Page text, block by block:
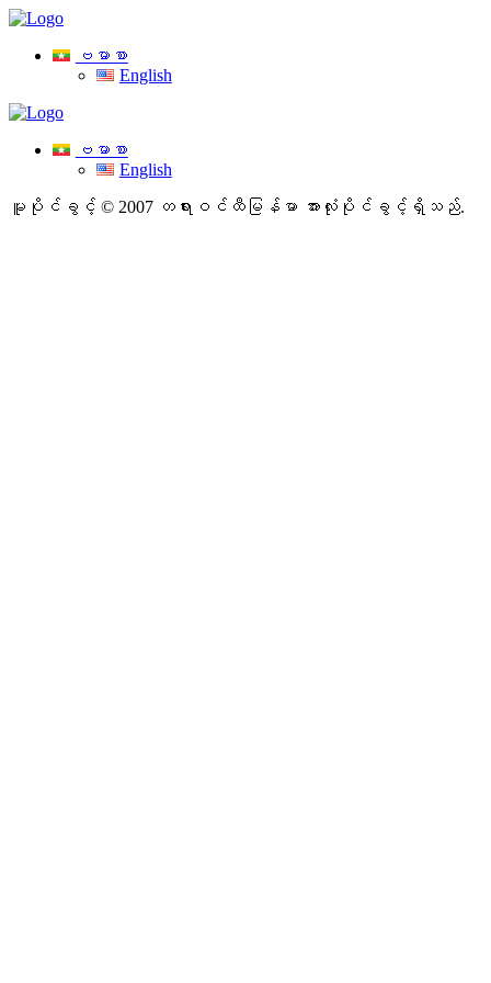
ဗမာစာ
English
ဗမာစာ
English
မူပိုင်ခွင့် © 2007 တရားဝင်ထီမြန်မာ အားလုံးပိုင်ခွင့်ရှိသည်.